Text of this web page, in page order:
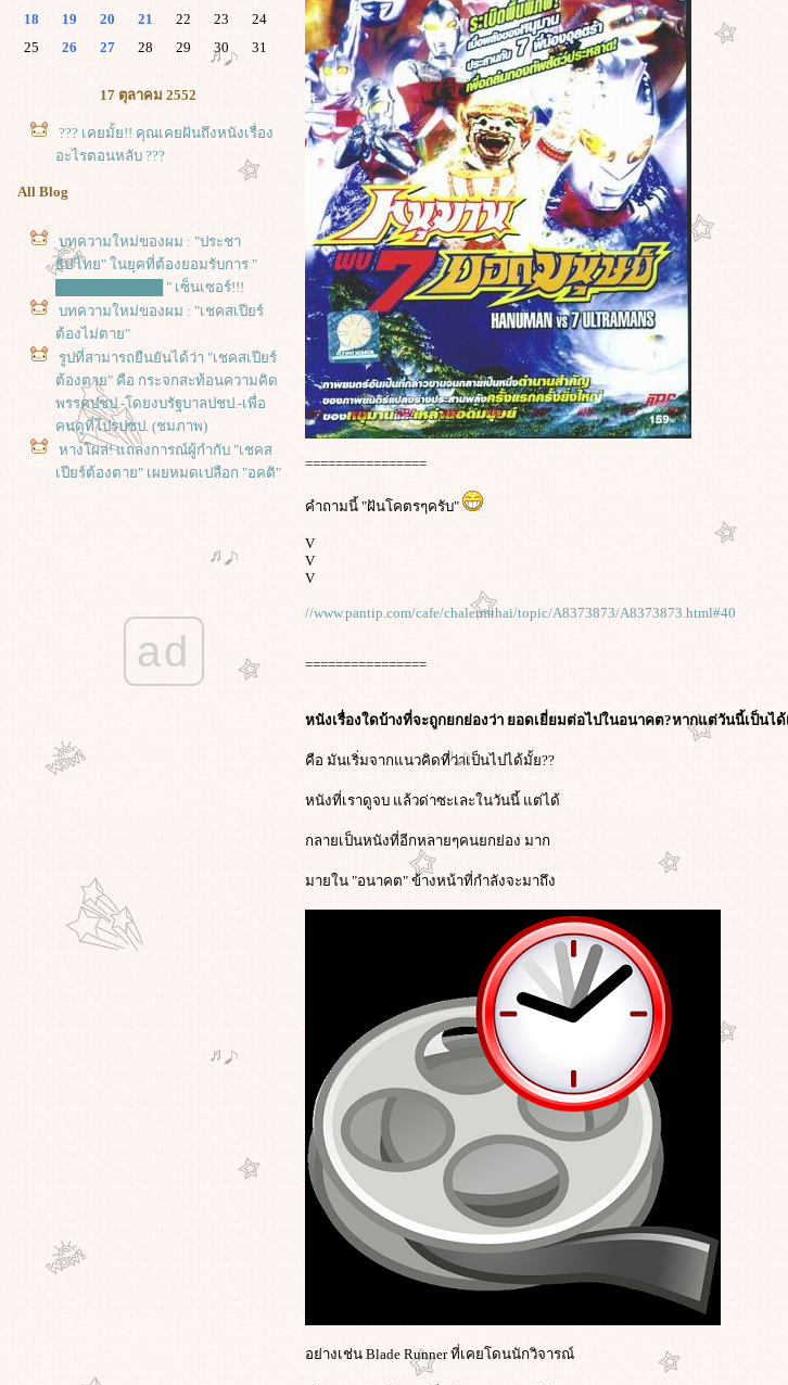
18
19 20 21 22 23
24
25
26 27 28 29 30 31
17 ตุลาคม 2552
??? เคยมั้ย!! คุณเคยฝันถึงหนังเรื่อง
อะไรตอนหลับ ???
All Blog
บทความใหม่ของผม : "ประชา
ธิป'ไทย" ในยุคที่ต้องยอมรับการ "
███████████ " เซ็นเซอร์!!!
บทความใหม่ของผม : "เชคสเปียร์
ต้องไม่ตาย"
รูปที่สามารถยืนยันได้ว่า "เชคสเปียร์
ต้องตาย" คือ กระจกสะท้อนความคิด
พรรคปชป.-โดยงบรัฐบาลปชป.-เพื่อ
คนดูที่โปรปชป. (ชมภาพ)
หางโผล่! แถลงการณ์ผู้กำกับ "เชคส
เปียร์ต้องตาย" เผยหมดเปลือก "อคติ"
นาฮี" ผกก.อิหร่านที่ถูกคุมขัง จ่าหน้า
หนังสือชีวิต จูเลียน แอสซานจ์ กับ
หนังชีวประวัติผู้ก่อตั้ง WikiLeaks
การประท้วงปิดสนามบิน กับผลกระ
ทะลวงสัญลักษณ์ กับการเมืองเชิง
ภาพยนตร์ ความกังวลทางหลักคิด ใน
ของ"จาง อี้โหม่ว"เป็นหนังที่ชวน
สับสน
สุดมันส์กับ "วิกิลีกส์" (the Movie) การ
ปีลเบิร์ก"ตรงกับวันเกิดของผกก.ดัง
นาฮี 6 ปี - ห้ามทำหนัง 20 ปี ข้อหา
การเมืองสยามประเทศไทย : หลัง
ตามไปดู บางฉากบางตอนของการ
ad
================
คำถามนี้ "ฝันโคตรๆครับ"
V
V
V
//www.pantip.com/cafe/chalermthai/topic/A8373873/A8373873.html#40
================
หนังเรื่องใดบ้างที่จะถูกยกย่องว่า ยอดเยี่ยมต่อไปในอนาคต?หากแต่วันนี้เป็นไ
คือ มันเริ่มจากแนวคิดที่ว่าเป็นไปได้มั้ย??
หนังที่เราดูจบ แล้วด่าซะเละในวันนี้ แต่ได้
กลายเป็นหนังที่อีกหลายๆคนยกย่อง มาก
มายใน "อนาคต" ข้างหน้าที่กำลังจะมาถึง
อย่างเช่น Blade Runner ที่เคยโดนนักวิจารณ์